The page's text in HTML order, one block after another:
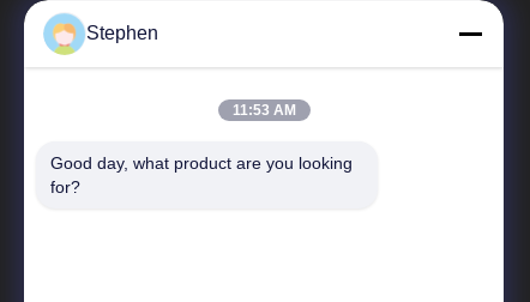
त्वरित सम्पक
Stephen
11:53 AM
Good day, what product are you looking
for?